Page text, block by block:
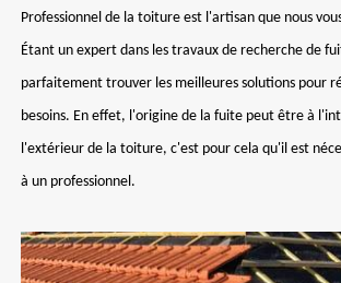
Professionnel de la toiture est l'artisan que nous
Étant un expert dans les travaux de recherche de
parfaitement trouver les meilleures solutions pour
besoins. En effet, l'origine de la fuite peut être à
l'extérieur de la toiture, c'est pour cela qu'il est
à un professionnel.